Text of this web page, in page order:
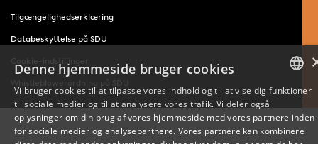
Tilgængelighedserklæring
Databeskyttelse på SDU
Cookie-indstillinger
Whistleblowerordning på SDU
ENGLISH
Denne hjemmeside bruger cookies
Vi bruger cookies til at tilpasse vores indhold og til at vise dig funktioner
til sociale medier og til at analysere vores trafik. Vi deler også
oplysninger om din brug af vores hjemmeside med vores partnere inden
for sociale medier og analysepartnere. Vores partnere kan kombinere